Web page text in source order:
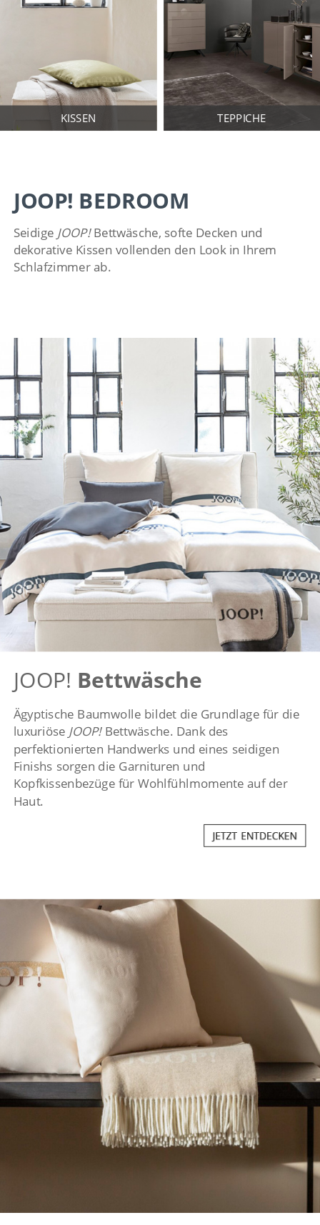
JOOP! BEDROOM
Seidige JOOP!Bettwäsche, softe Decken und
dekorative Kissen vollenden den Look in Ihrem
Schlafzimmer ab.
KISSEN TEPPICHE
JOOP! Bettwäsche
Ägyptische Baumwolle bildet die Grundlage für die
luxuriöse JOOP!Bettwäsche. Dank des
perfektionierten Handwerks und eines seidigen
Finishs sorgen die Garnituren und
Kopfkissenbezüge für Wohlfühlmomente auf der
Haut.